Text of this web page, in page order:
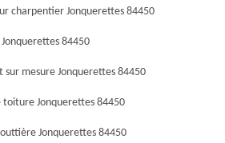
charpentier Jonquerettes 84450
84450
sur mesure Jonquerettes 84450
toiture Jonquerettes 84450
Jonquerettes 84450